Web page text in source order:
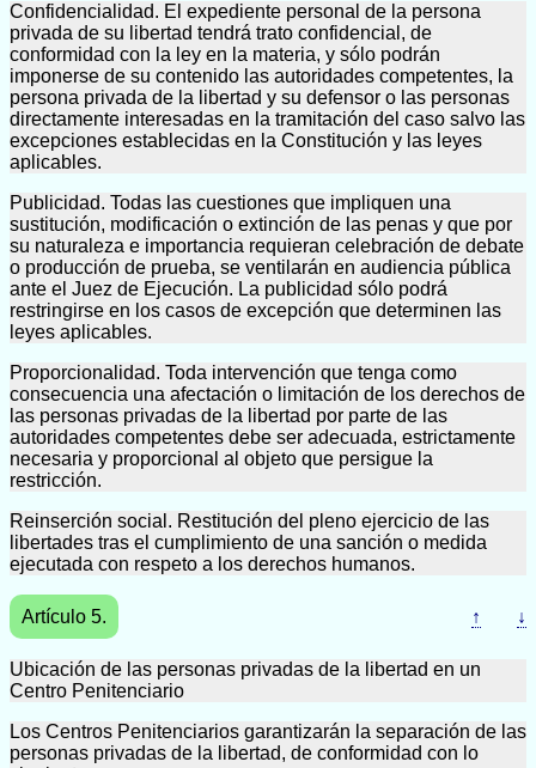
Confidencialidad. El expediente personal de la persona
privada de su libertad tendrá trato confidencial, de
conformidad con la ley en la materia, y sólo podrán
imponerse de su contenido las autoridades competentes, la
persona privada de la libertad y su defensor o las personas
directamente interesadas en la tramitación del caso salvo las
excepciones establecidas en la Constitución y las leyes
aplicables.
Publicidad. Todas las cuestiones que impliquen una
sustitución, modificación o extinción de las penas y que por
su naturaleza e importancia requieran celebración de debate
o producción de prueba, se ventilarán en audiencia pública
ante el Juez de Ejecución. La publicidad sólo podrá
restringirse en los casos de excepción que determinen las
leyes aplicables.
Proporcionalidad. Toda intervención que tenga como
consecuencia una afectación o limitación de los derechos de
las personas privadas de la libertad por parte de las
autoridades competentes debe ser adecuada, estrictamente
necesaria y proporcional al objeto que persigue la
restricción.
Reinserción social. Restitución del pleno ejercicio de las
libertades tras el cumplimiento de una sanción o medida
ejecutada con respeto a los derechos humanos.
Artículo 5. ↑ ↓
Ubicación de las personas privadas de la libertad en un
Centro Penitenciario
Los Centros Penitenciarios garantizarán la separación de las
personas privadas de la libertad, de conformidad con lo